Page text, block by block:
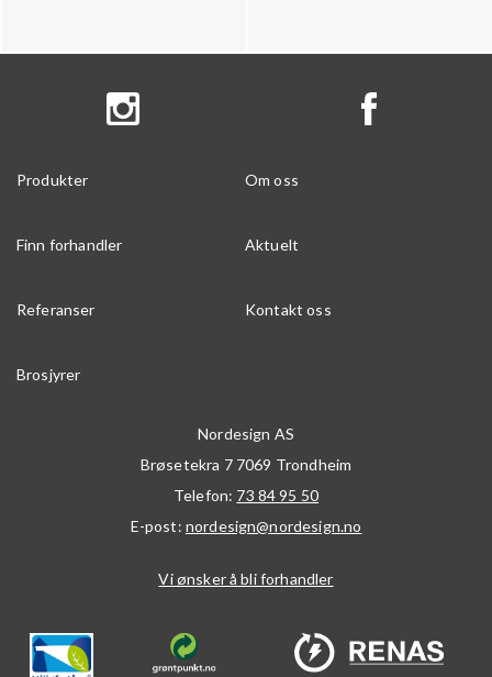
Produkter Om oss
Finn forhandler Aktuelt
Referanser Kontakt oss
Brosjyrer
Nordesign AS
Brøsetekra 7 7069 Trondheim
Telefon: 73 84 95 50
E-post: nordesign@nordesign.no
Vi ønsker å bli forhandler